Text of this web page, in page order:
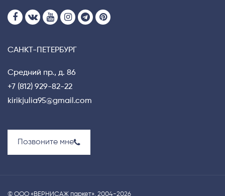
САНКТ-ПЕТЕРБУРГ
Средний пр., д. 86
+7 (812) 929-82-22
kirikjulia95@gmail.com
Позвоните мне
© ООО «ВЕРНИСАЖ паркет», 2004-2026